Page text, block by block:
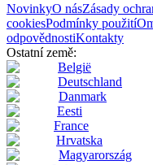
NovinkyO násZásady
cookiesPodmínky použití
odpovědnostiKontakty
Ostatní země:
België
Deutschland
Danmark
Eesti
France
Hrvatska
Magyarország